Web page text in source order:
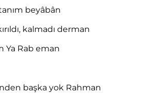
beyâbân
kalmadı derman
Ya Rab eman
başka yok Rahman